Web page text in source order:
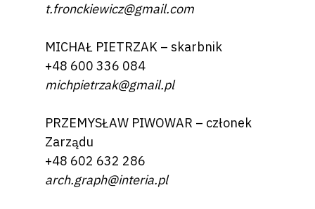
t.fronckiewicz@gmail.com
MICHAŁ PIETRZAK – skarbnik
+48 600 336 084
michpietrzak@gmail.pl
PRZEMYSŁAW PIWOWAR – członek
Zarządu
+48 602 632 286
arch.graph@interia.pl